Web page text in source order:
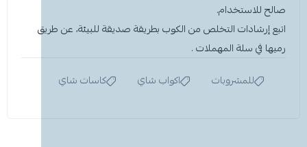
صالح للاستخدام.
اتبع إرشادات التخلص من الكوب بطريقة صديقة للبيئة، عن طريق
رميها في سلة المهملات .
للمشروبات
اكواب شاي كاسات شاي